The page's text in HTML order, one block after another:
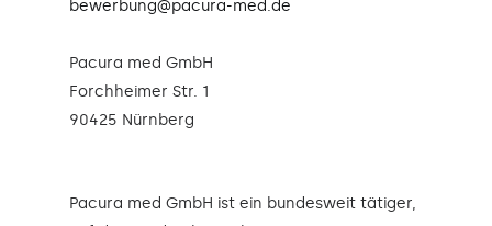
bewerbung@pacura-med.de
Pacura med GmbH
Forchheimer Str. 1
90425 Nürnberg
Pacura med GmbH ist ein bundesweit tätiger,